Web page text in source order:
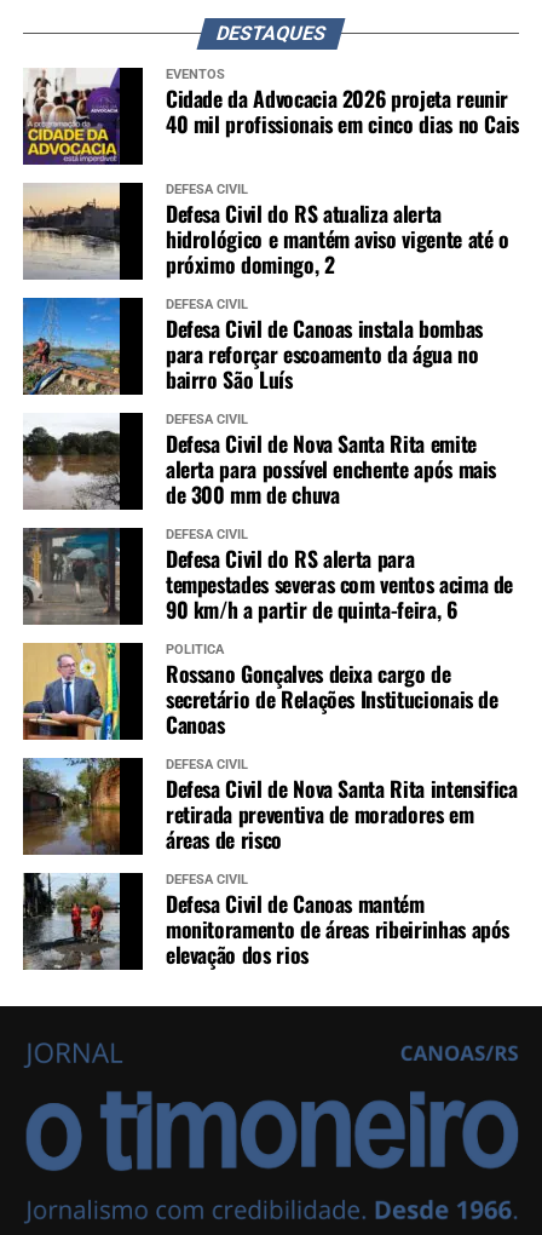
DESTAQUES
EVENTOS
Cidade da Advocacia 2026 projeta reunir
40 mil profissionais em cinco dias no Cais
DEFESA CIVIL
Defesa Civil do RS atualiza alerta
hidrológico e mantém aviso vigente até o
próximo domingo, 2
DEFESA CIVIL
Defesa Civil de Canoas instala bombas
para reforçar escoamento da água no
bairro São Luís
DEFESA CIVIL
Defesa Civil de Nova Santa Rita emite
alerta para possível enchente após mais
de 300 mm de chuva
DEFESA CIVIL
Defesa Civil do RS alerta para
tempestades severas com ventos acima de
90 km/h a partir de quinta-feira, 6
POLÍTICA
Rossano Gonçalves deixa cargo de
secretário de Relações Institucionais de
Canoas
DEFESA CIVIL
Defesa Civil de Nova Santa Rita intensifica
retirada preventiva de moradores em
áreas de risco
DEFESA CIVIL
Defesa Civil de Canoas mantém
monitoramento de áreas ribeirinhas após
elevação dos rios